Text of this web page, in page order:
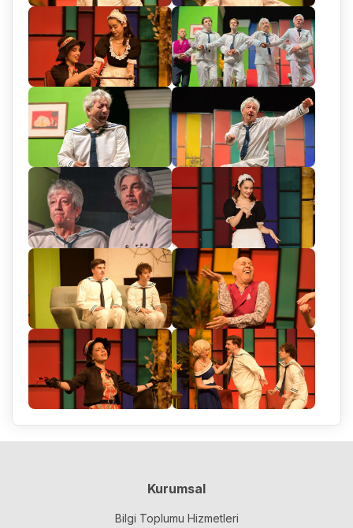
Kurumsal
Bilgi Toplumu Hizmetleri